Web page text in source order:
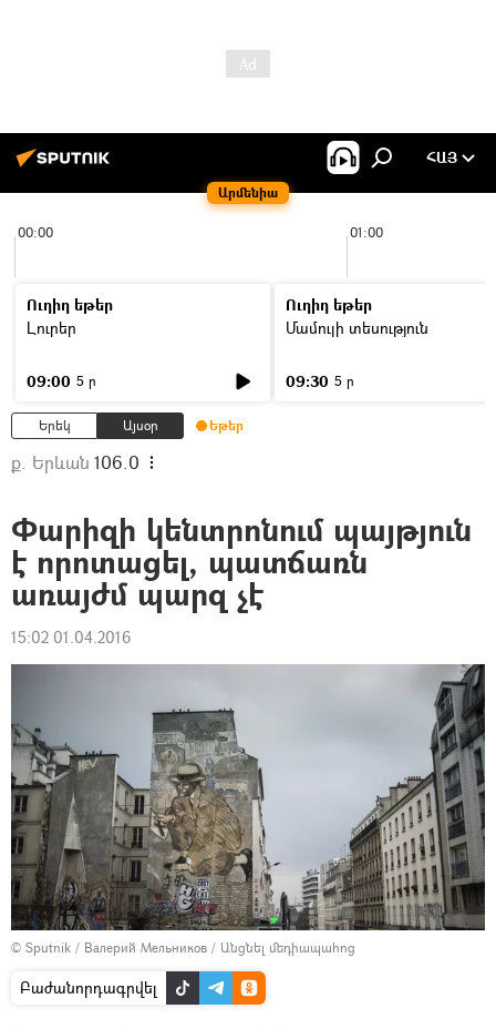
Արմենիա
ՀԱՅ
00:00 01:00
Ուղիղ եթեր
Լուրեր
09:00 5 ր
Ուղիղ եթեր
Մամուլի տեսություն
09:30 5 ր
Երեկ Այսօր Եթեր
ք. Երևան 106.0
Փարիզի կենտրոնում պայթյուն
է որոտացել, պատճառն
առայժմ պարզ չէ
15:02 01.04.2016
© Sputnik / Валерий Мельников / Անցնել մեդիապահոց
Բաժանորդագրվել